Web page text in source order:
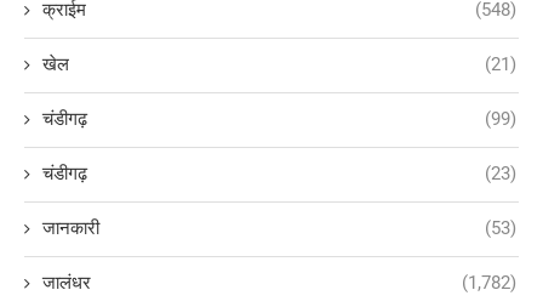
क्राईम (548)
खेल (21)
चंडीगढ़ (99)
चंडीगढ़ (23)
जानकारी (53)
जालंधर (1,782)